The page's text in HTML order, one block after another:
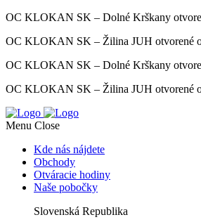
OC KLOKAN SK – Dolné Krškany
OC KLOKAN SK – Žilina JUH otvorené
OC KLOKAN SK – Dolné Krškany
OC KLOKAN SK – Žilina JUH otvorené
Menu Close
Kde nás nájdete
Obchody
Otváracie hodiny
Naše pobočky
Slovenská Republika